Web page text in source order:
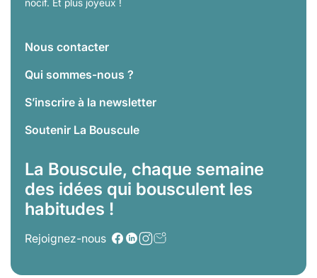
Nous contacter
Qui sommes-nous ?
S’inscrire à la newsletter
Soutenir La Bouscule
La Bouscule, chaque semaine
des idées qui bousculent les
habitudes !
Rejoignez-nous